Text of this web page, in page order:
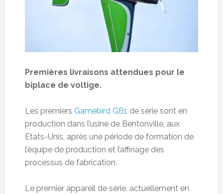
Premières livraisons attendues pour le
biplace de voltige.
Les premiers Gamebird GB1 de série sont en
production dans l’usine de Bentonville, aux
Etats-Unis, après une période de formation de
l’équipe de production et l’affinage des
processus de fabrication.
Le premier appareil de série, actuellement en